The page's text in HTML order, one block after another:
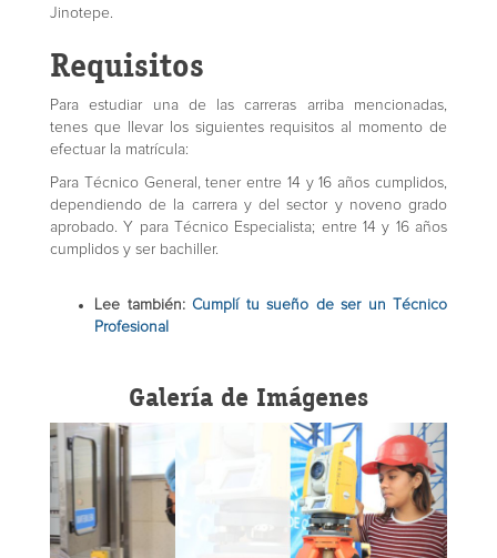
Jinotepe.
Requisitos
Para estudiar una de las carreras arriba mencionadas,
tenes que llevar los siguientes requisitos al momento de
efectuar la matrícula:
Para Técnico General, tener entre 14 y 16 años cumplidos,
dependiendo de la carrera y del sector y noveno grado
aprobado. Y para Técnico Especialista; entre 14 y 16 años
cumplidos y ser bachiller.
Lee también: Cumplí tu sueño de ser un Técnico
Profesional
Galería de Imágenes